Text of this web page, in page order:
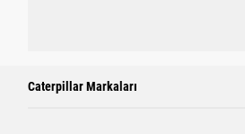
Caterpillar Markaları